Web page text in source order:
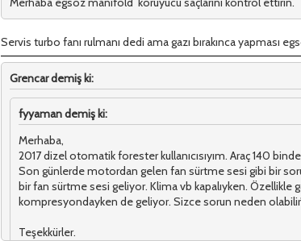
Servis turbo fanı rulmanı dedi ama gazı bırakınca yapması
Grencar demiş ki:
fyyaman demiş ki:
Merhaba,
2017 dizel otomatik forester kullanıcısıyım. Araç 140 binde
Son günlerde motordan gelen fan sürtme sesi gibi bir
bir fan sürtme sesi geliyor. Klima vb kapalıyken. Özellikle
kompresyondayken de geliyor. Sizce sorun neden
Teşekkürler.